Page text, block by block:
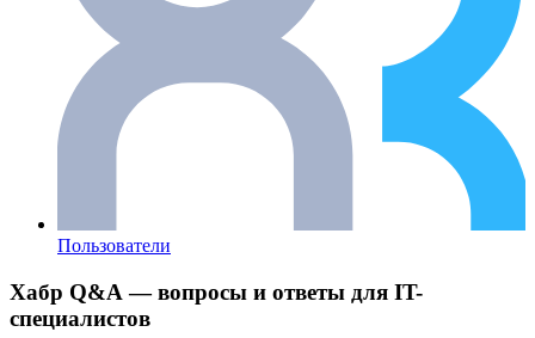
Пользователи
Хабр Q&A — вопросы и ответы для IT-
специалистов